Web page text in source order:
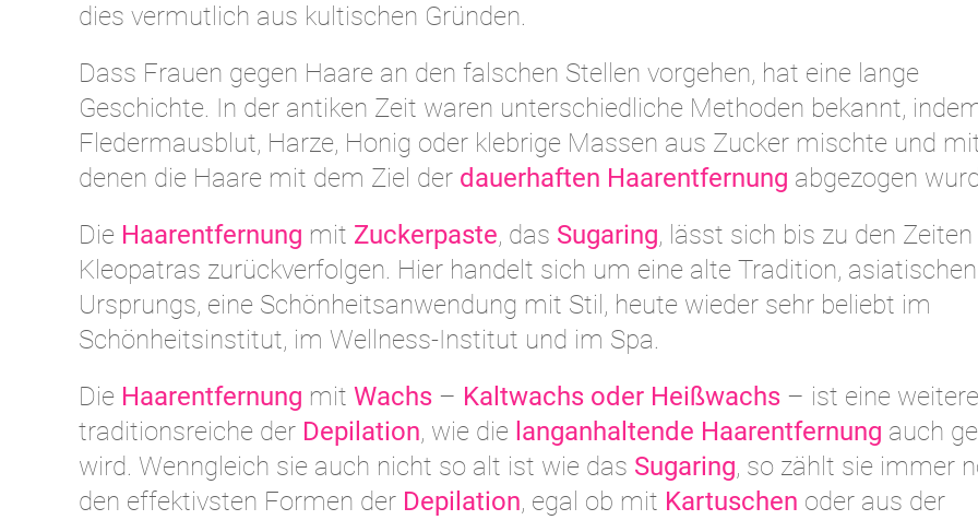
dies vermutlich aus kultischen Gründen.
Dass Frauen gegen Haare an den falschen Stellen vorgehen, hat eine lange
Geschichte. In der antiken Zeit waren unterschiedliche Methoden bekannt,
Fledermausblut, Harze, Honig oder klebrige Massen aus Zucker mischte und
denen die Haare mit dem Ziel der dauerhaften Haarentfernung abgezogen
Die Haarentfernung mit Zuckerpaste, das Sugaring, lässt sich bis zu den Zeiten
Kleopatras zurückverfolgen. Hier handelt sich um eine alte Tradition, asiatischen
Ursprungs, eine Schönheitsanwendung mit Stil, heute wieder sehr beliebt im
Schönheitsinstitut, im Wellness-Institut und im Spa.
Die Haarentfernung mit Wachs – Kaltwachs oder Heißwachs – ist eine weitere
traditionsreiche der Depilation, wie die langanhaltende Haarentfernung auch
wird. Wenngleich sie auch nicht so alt ist wie das Sugaring, so zählt sie immer
den effektivsten Formen der Depilation, egal ob mit Kartuschen oder aus der